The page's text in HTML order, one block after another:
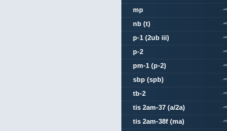
mp
nb (t)
p-1 (2ub iii)
p-2
pm-1 (p-2)
sbp (spb)
tb-2
tis 2am-37 (a/2a)
tis 2am-38f (ma)